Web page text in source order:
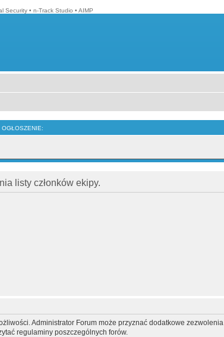
Security • n-Track Studio • AIMP
OGŁOSZENIE:
listy członków ekipy.
Administrator Forum może przyznać dodatkowe
regulaminy poszczególnych forów.